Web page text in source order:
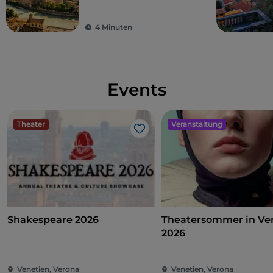
4 Minuten
Events
Theater
Like
Shakespeare 2026
Venetien, Verona
Veranstaltung
Theatersommer in
2026
Venetien, Verona